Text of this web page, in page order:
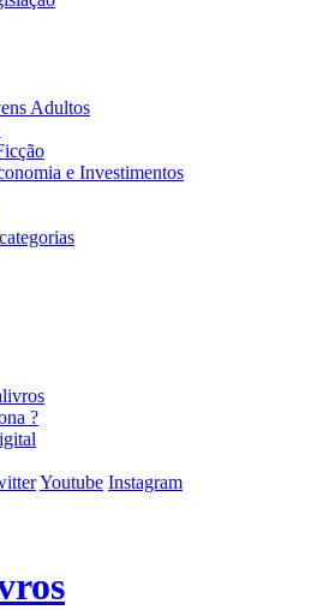
Adultos
e Investimentos
?
Youtube Instagram